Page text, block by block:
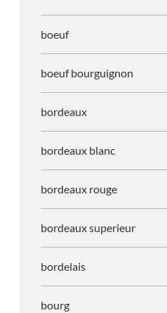
boeuf
boeuf bourguignon
bordeaux
bordeaux blanc
bordeaux rouge
bordeaux superieur
bordelais
bourg